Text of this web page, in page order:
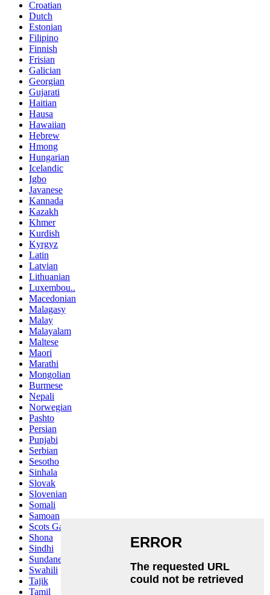
Croatian
Dutch
Estonian
Filipino
Finnish
Frisian
Galician
Georgian
Gujarati
Haitian
Hausa
Hawaiian
Hebrew
Hmong
Hungarian
Icelandic
Igbo
Javanese
Kannada
Kazakh
Khmer
Kurdish
Kyrgyz
Latin
Latvian
Lithuanian
Luxembou..
Macedonian
Malagasy
Malay
Malayalam
Maltese
Maori
Marathi
Mongolian
Burmese
Nepali
Norwegian
Pashto
Persian
Punjabi
Serbian
Sesotho
Sinhala
Slovak
Slovenian
Somali
Samoan
Scots Gaelic
Shona
Sindhi
Sundanese
Swahili
Tajik
Tamil